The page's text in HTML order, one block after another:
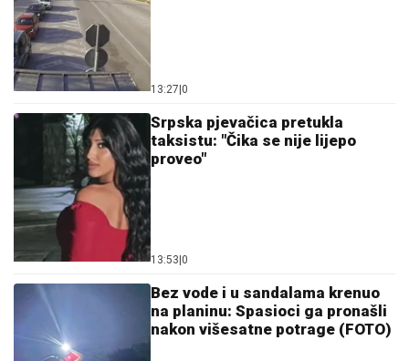
13:27 0
Srpska pjevačica pretukla
taksistu: "Čika se nije lijepo
proveo"
13:53 0
Bez vode i u sandalama krenuo
na planinu: Spasioci ga pronašli
nakon višesatne potrage (FOTO)